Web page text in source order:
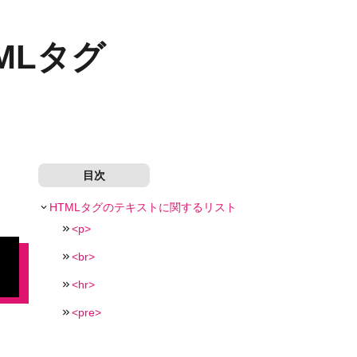
タグ
目次
HTMLタグのテキストに関するリスト
<p>
<br>
<hr>
<pre>